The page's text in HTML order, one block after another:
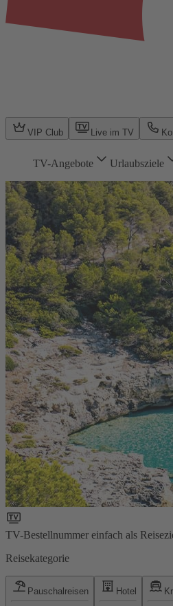
VIP Club Live im TV
TV-Angebote Urlaubsziele
TV-Bestellnummer einfach als
Reisekategorie
Pauschalreisen Hotel